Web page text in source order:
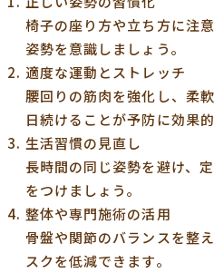
椅子の座り方や立ち方に注
姿勢を意識しましょう。
適度な運動とストレッチ
腰回りの筋肉を強化し、柔
日続けることが予防に効果的
生活習慣の見直し
長時間の同じ姿勢を避け、
をつけましょう。
整体や専門施術の活用
骨盤や関節のバランスを整
スクを低減できます。